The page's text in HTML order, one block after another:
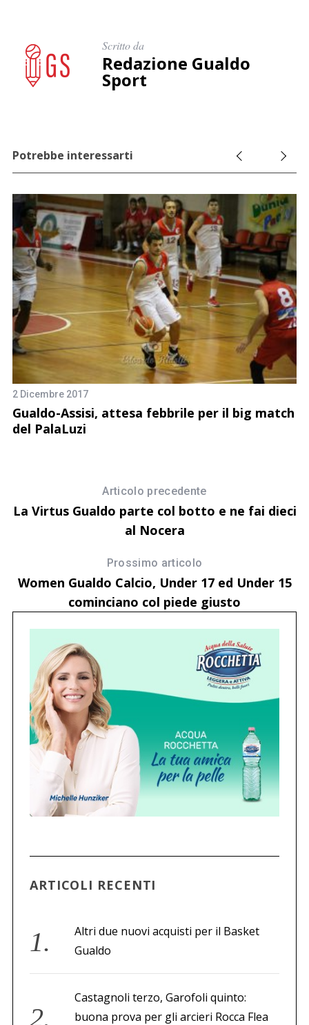
Scritto da
Redazione Gualdo
Sport
Potrebbe interessarti
2 Dicembre 2017
Gualdo-Assisi, attesa febbrile per il big match
del PalaLuzi
Articolo precedente
La Virtus Gualdo parte col botto e ne fai dieci
al Nocera
Prossimo articolo
Women Gualdo Calcio, Under 17 ed Under 15
cominciano col piede giusto
ARTICOLI RECENTI
Altri due nuovi acquisti per il Basket
Gualdo
Castagnoli terzo, Garofoli quinto:
buona prova per gli arcieri Rocca Flea